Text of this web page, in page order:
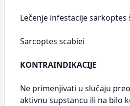
Lečenje infestacije sarkoptes
Sarcoptes scabiei
KONTRAINDIKACIJE
Ne primenjivati u slučaju
aktivnu supstancu ili na bilo